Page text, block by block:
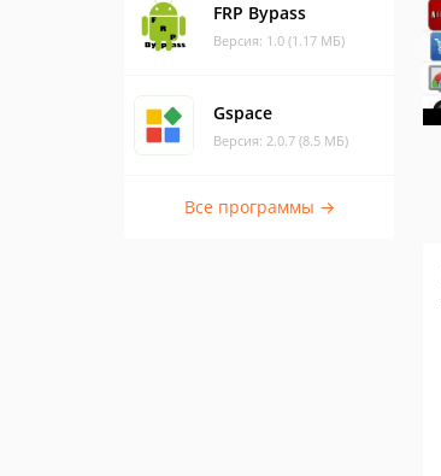
FRP Bypass
Версия: 1.0 (1.17 МБ)
Gspace
Версия: 2.0.7 (8.5 МБ)
Все программы →